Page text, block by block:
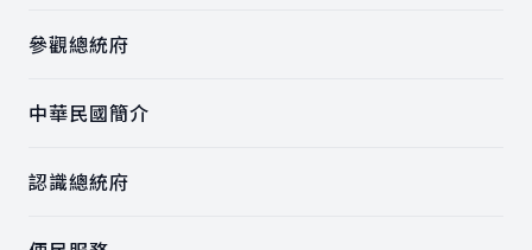
參觀總統府
中華民國簡介
認識總統府